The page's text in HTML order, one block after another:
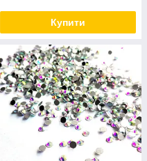
Купити